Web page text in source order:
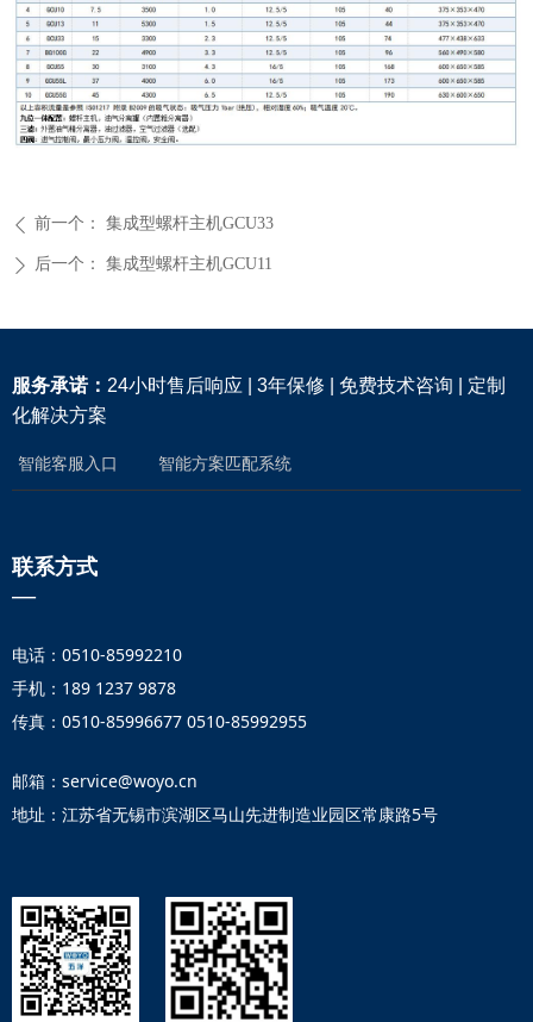
ꄴ 前一个： 集成型螺杆主机GCU33
ꄲ 后一个： 集成型螺杆主机GCU11
服务承诺： 24小时售后响应 | 3年保修 | 免费技术咨询 | 定制
化解决方案
智能客服入口 智能方案匹配系统
联系方式
—
电话：0510-85992210
手机：189 1237 9878
传真：0510-85996677 0510-85992955
邮箱：service@woyo.cn
地址：江苏省无锡市滨湖区马山先进制造业园区常康路5号